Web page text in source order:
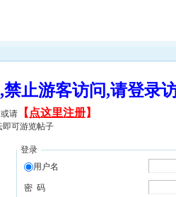
,禁止游客访问,请登
请 【 点这里注册】
即可游览帖子
登录
用户名
密 码